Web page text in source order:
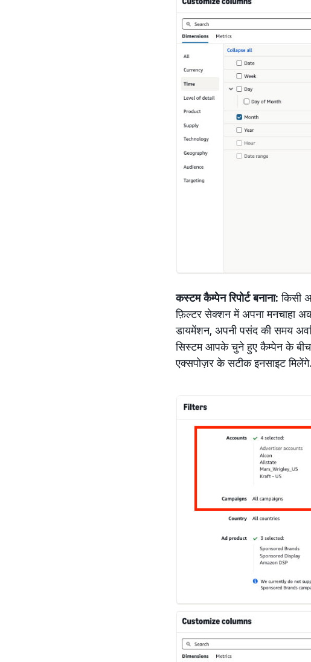
कस्टम कैम्पेन रिपोर्ट बनाना:किसी
फ़िल्टर सेक्शन में अपना मनचाहा
डायमेंशन, अपनी पसंद की समय
सिस्टम आपके चुने हुए कैम्पेन के
एक्सपोज़र के सटीक इनसाइट मिलेंगे.